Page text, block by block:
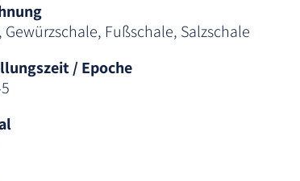
Gewürzschale, Fußschale, Salzschale
/ Epoche